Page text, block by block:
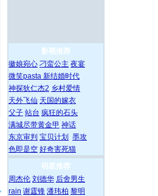
影视推荐
徽娘宛心 刁蛮公主 夜宴
微笑pasta 新结婚时代
神探狄仁杰2 乡村爱情
天外飞仙 天国的嫁衣
父子 站台 疯狂的石头
满城尽带黄金甲 神话
东京审判 宝贝计划
墨攻
色即是空 好奇害死猫
明星推荐
周杰伦 刘德华 后舍男生
rain 谢霆锋 潘玮柏 黎明